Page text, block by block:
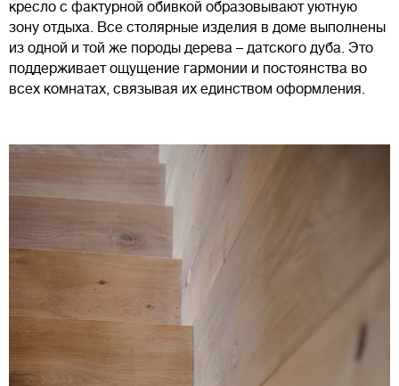
кресло с фактурной обивкой образовывают уютную
зону отдыха. Все столярные изделия в доме выполнены
из одной и той же породы дерева – датского дуба. Это
поддерживает ощущение гармонии и постоянства во
всех комнатах, связывая их единством оформления.